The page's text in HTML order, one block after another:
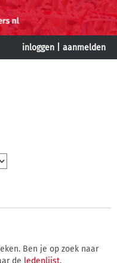
inloggen aanmelden
Ben je op zoek naar
de ledenlijst.